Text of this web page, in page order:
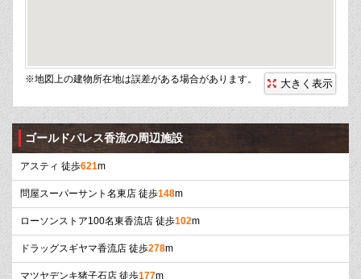
※地図上の建物所在地は誤差がある場合があります。 大きく表示
ゴールドパレス香流の周辺施設
アスティ 徒歩621m
問屋スーパーサント名東店 徒歩148m
ローソンストア100名東香流店 徒歩102m
ドラッグスギヤマ香流店 徒歩278m
マツヤデンキ猪子石店 徒歩177m